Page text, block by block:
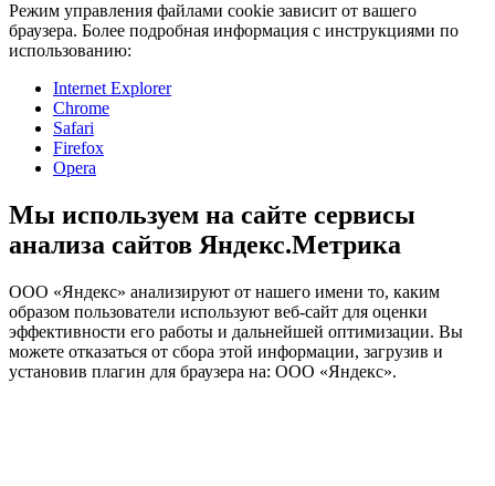
Режим управления файлами cookie зависит от вашего
браузера. Более подробная информация с инструкциями по
использованию:
Internet Explorer
Chrome
Safari
Firefox
Opera
Мы используем на сайте сервисы
анализа сайтов Яндекс.Метрика
ООО «Яндекс» анализируют от нашего имени то, каким
образом пользователи используют веб-сайт для оценки
эффективности его работы и дальнейшей оптимизации. Вы
можете отказаться от сбора этой информации, загрузив и
установив плагин для браузера на: ООО «Яндекс».